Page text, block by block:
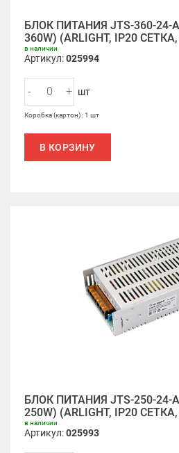
БЛОК ПИТАНИЯ JTS-360-24-A
360W) (ARLIGHT, IP20
в наличии
Артикул:025994
- + шт
Коробка (картон) : 1 шт
В КОРЗИНУ
БЛОК ПИТАНИЯ JTS-250-24-A
250W) (ARLIGHT, IP20
в наличии
Артикул:025993